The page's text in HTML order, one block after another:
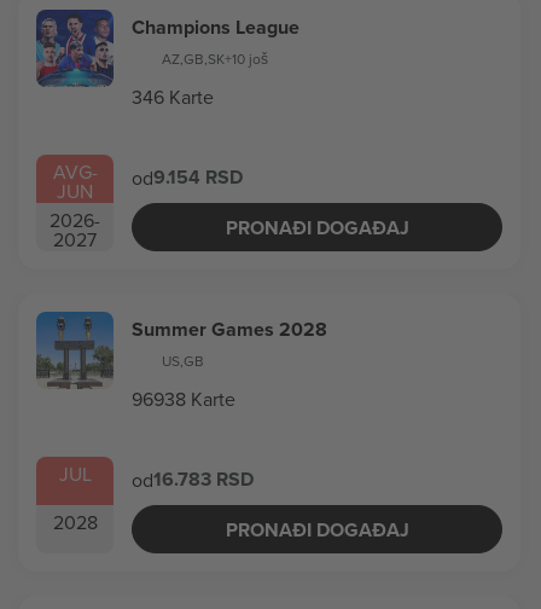
AVG-
JUN
2026-
2027
Champions League
AZ,GB,SK+10 još
346 Karte
od9.154 RSD
PRONAĐI DOGAĐAJ
JUL
2028
Summer Games 2028
US,GB
96938 Karte
od16.783 RSD
PRONAĐI DOGAĐAJ